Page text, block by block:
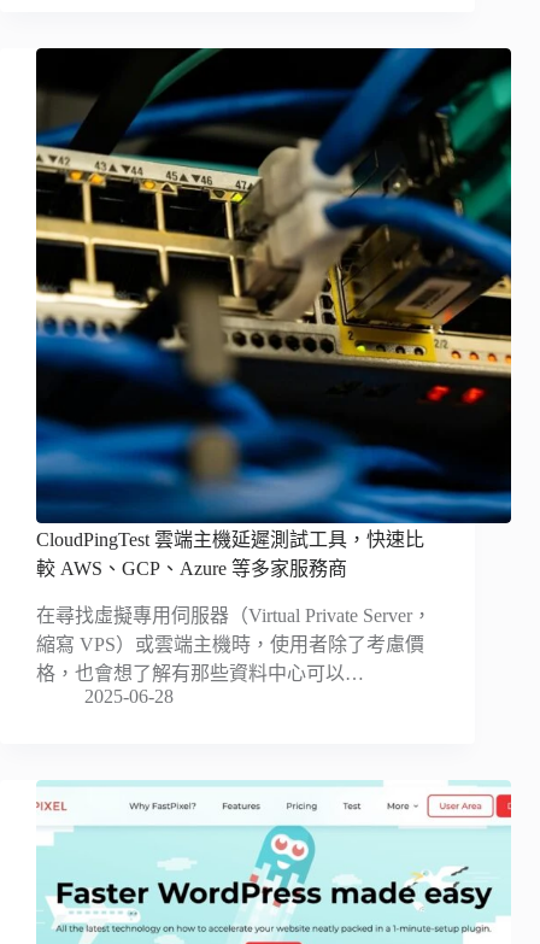
CloudPingTest 雲端主機延遲測試工具，快速比
較 AWS、GCP、Azure 等多家服務商
在尋找虛擬專用伺服器（Virtual Private Server，
縮寫 VPS）或雲端主機時，使用者除了考慮價
格，也會想了解有那些資料中心可以…
2025-06-28